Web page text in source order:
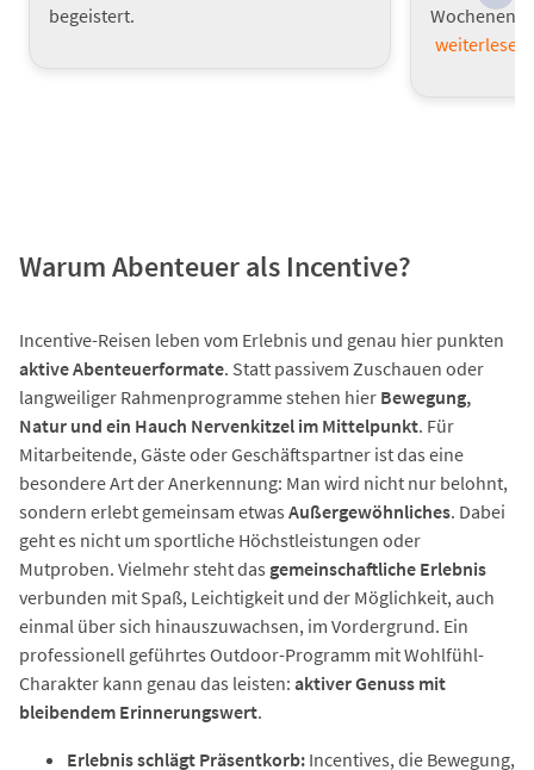
begeistert.
weiterlesen
Warum Abenteuer als Incentive?
Incentive-Reisen leben vom Erlebnis und genau hier punkten
aktive Abenteuerformate. Statt passivem Zuschauen oder
langweiliger Rahmenprogramme stehen hier Bewegung,
Natur und ein Hauch Nervenkitzel im Mittelpunkt. Für
Mitarbeitende, Gäste oder Geschäftspartner ist das eine
besondere Art der Anerkennung: Man wird nicht nur belohnt,
sondern erlebt gemeinsam etwas Außergewöhnliches. Dabei
geht es nicht um sportliche Höchstleistungen oder
Mutproben. Vielmehr steht das gemeinschaftliche Erlebnis
verbunden mit Spaß, Leichtigkeit und der Möglichkeit, auch
einmal über sich hinauszuwachsen, im Vordergrund. Ein
professionell geführtes Outdoor-Programm mit Wohlfühl-
Charakter kann genau das leisten: aktiver Genuss mit
bleibendem Erinnerungswert.
Erlebnis schlägt Präsentkorb: Incentives, die Bewegung,